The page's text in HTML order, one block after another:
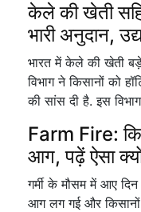
केले की खेती
भारी अनुदान,
भारत में केले की खेती बड़े
विभाग ने किसानों को
की सांस दी है. इस
Farm Fire:
आग, पढ़ें ऐसा
गर्मी के मौसम में आए
आग लग गई और